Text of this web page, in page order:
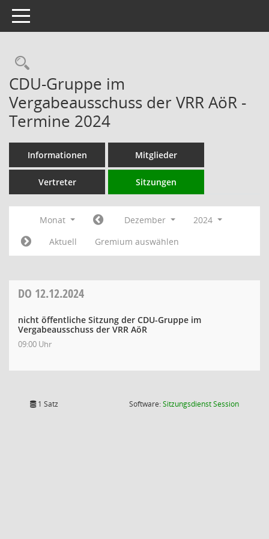
Toggle navigation
Rechercheauswahl
CDU-Gruppe im
Vergabeausschuss der VRR AöR -
Termine 2024
Informationen Mitglieder
Vertreter Sitzungen
Monat Dezember
2024
Aktuell
Gremium auswählen
DO 12.12.2024
nicht öffentliche Sitzung der CDU-Gruppe im
Vergabeausschuss der VRR AöR
09:00 Uhr
1 Satz Software:SitzungsdienstSession(Wird in